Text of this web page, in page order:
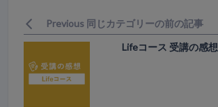
Previous 同じカテゴリーの前の記事
Lifeコース 受講の感想